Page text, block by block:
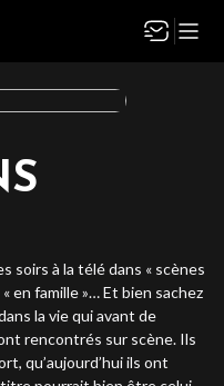
soirs à la télé dans « scènes
en famille »… Et bien sachez
la vie qui avant de
rencontrés sur scène. Ils
qu’aujourd’hui ils ont